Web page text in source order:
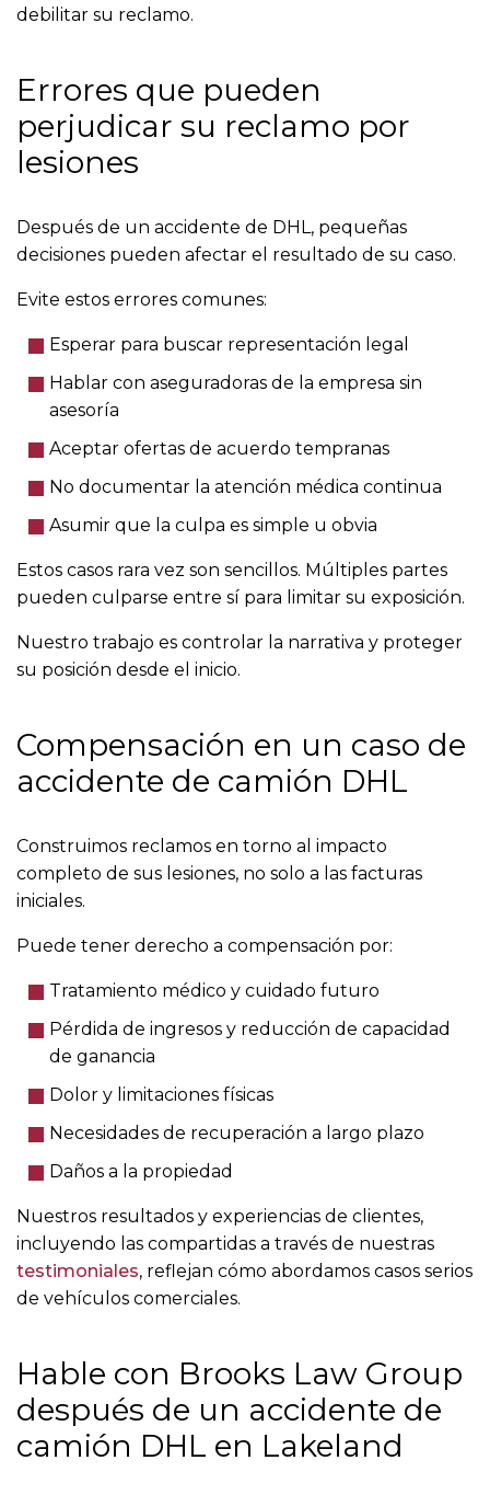
debilitar su reclamo.
Errores que pueden
perjudicar su reclamo por
lesiones
Después de un accidente de DHL, pequeñas
decisiones pueden afectar el resultado de su caso.
Evite estos errores comunes:
Esperar para buscar representación legal
Hablar con aseguradoras de la empresa sin
asesoría
Aceptar ofertas de acuerdo tempranas
No documentar la atención médica continua
Asumir que la culpa es simple u obvia
Estos casos rara vez son sencillos. Múltiples partes
pueden culparse entre sí para limitar su exposición.
Nuestro trabajo es controlar la narrativa y proteger
su posición desde el inicio.
Compensación en un caso de
accidente de camión DHL
Construimos reclamos en torno al impacto
completo de sus lesiones, no solo a las facturas
iniciales.
Puede tener derecho a compensación por:
Tratamiento médico y cuidado futuro
Pérdida de ingresos y reducción de capacidad
de ganancia
Dolor y limitaciones físicas
Necesidades de recuperación a largo plazo
Daños a la propiedad
Nuestros resultados y experiencias de clientes,
incluyendo las compartidas a través de nuestras
testimoniales, reflejan cómo abordamos casos serios
de vehículos comerciales.
Hable con Brooks Law Group
después de un accidente de
camión DHL en Lakeland